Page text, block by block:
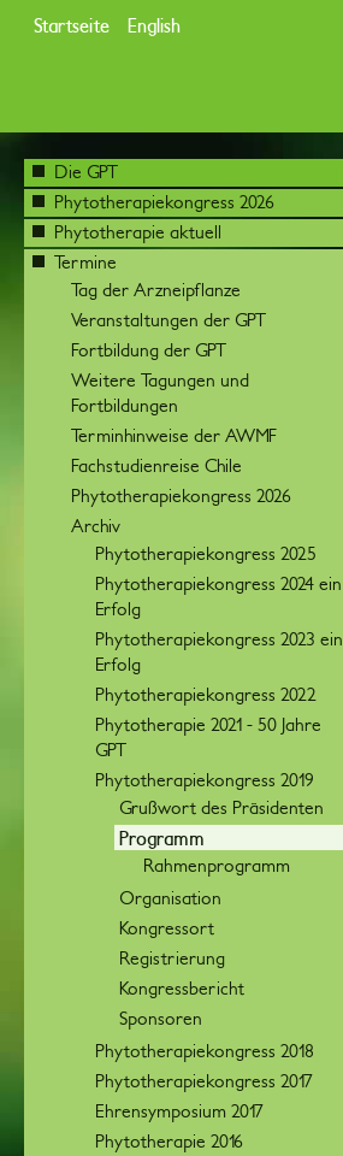
Startseite English
Die GPT
Phytotherapiekongress 2026
Phytotherapie aktuell
Termine
Tag der Arzneipflanze
Veranstaltungen der GPT
Fortbildung der GPT
Weitere Tagungen und
Fortbildungen
Terminhinweise der AWMF
Fachstudienreise Chile
Phytotherapiekongress 2026
Archiv
Phytotherapiekongress 2025
Phytotherapiekongress 2024 ein
Erfolg
Phytotherapiekongress 2023 ein
Erfolg
Phytotherapiekongress 2022
Phytotherapie 2021 - 50 Jahre
GPT
Phytotherapiekongress 2019
Grußwort des Präsidenten
Programm
Rahmenprogramm
Organisation
Kongressort
Registrierung
Kongressbericht
Sponsoren
Phytotherapiekongress 2018
Phytotherapiekongress 2017
Ehrensymposium 2017
Phytotherapie 2016